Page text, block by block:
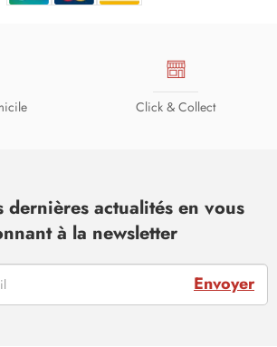
Click & Collect
dernières actualités en vous
à la newsletter
Envoyer